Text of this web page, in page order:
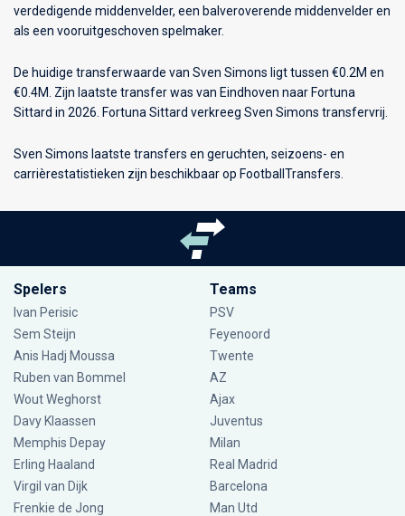
verdedigende middenvelder, een balveroverende middenvelder en
als een vooruitgeschoven spelmaker.
De huidige transferwaarde van Sven Simons ligt tussen €0.2M en
€0.4M. Zijn laatste transfer was van Eindhoven naar Fortuna
Sittard in 2026. Fortuna Sittard verkreeg Sven Simons transfervrij.
Sven Simons laatste transfers en geruchten, seizoens- en
carrièrestatistieken zijn beschikbaar op FootballTransfers.
Spelers
Ivan Perisic
Sem Steijn
Anis Hadj Moussa
Ruben van Bommel
Wout Weghorst
Davy Klaassen
Memphis Depay
Erling Haaland
Virgil van Dijk
Frenkie de Jong
Teams
PSV
Feyenoord
Twente
AZ
Ajax
Juventus
Milan
Real Madrid
Barcelona
Man Utd